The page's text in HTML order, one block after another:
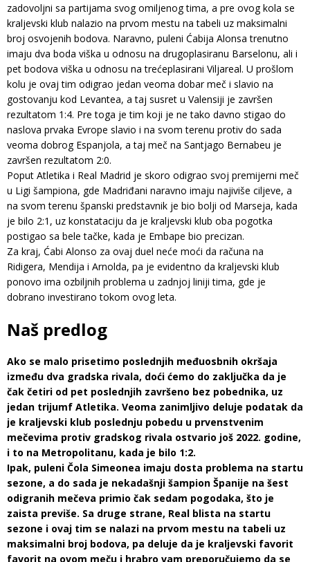
zadovoljni sa partijama svog omiljenog tima, a pre ovog kola se
kraljevski klub nalazio na prvom mestu na tabeli uz maksimalni
broj osvojenih bodova. Naravno, puleni Ćabija Alonsa trenutno
imaju dva boda viška u odnosu na drugoplasiranu Barselonu, ali i
pet bodova viška u odnosu na trećeplasirani Viljareal. U prošlom
kolu je ovaj tim odigrao jedan veoma dobar meč i slavio na
gostovanju kod Levantea, a taj susret u Valensiji je završen
rezultatom 1:4. Pre toga je tim koji je ne tako davno stigao do
naslova prvaka Evrope slavio i na svom terenu protiv do sada
veoma dobrog Espanjola, a taj meč na Santjago Bernabeu je
završen rezultatom 2:0.
Poput Atletika i Real Madrid je skoro odigrao svoj premijerni meč
u Ligi šampiona, gde Madriđani naravno imaju najiviše ciljeve, a
na svom terenu španski predstavnik je bio bolji od Marseja, kada
je bilo 2:1, uz konstataciju da je kraljevski klub oba pogotka
postigao sa bele tačke, kada je Embape bio precizan.
Za kraj, Ćabi Alonso za ovaj duel neće moći da računa na
Ridigera, Mendija i Arnolda, pa je evidentno da kraljevski klub
ponovo ima ozbiljnih problema u zadnjoj liniji tima, gde je
dobrano investirano tokom ovog leta.
Naš predlog
Ako se malo prisetimo poslednjih međuosbnih okršaja
između dva gradska rivala, doći ćemo do zaključka da je
čak četiri od pet poslednjih završeno bez pobednika, uz
jedan trijumf Atletika. Veoma zanimljivo deluje podatak da
je kraljevski klub poslednju pobedu u prvenstvenim
mečevima protiv gradskog rivala ostvario još 2022. godine,
i to na Metropolitanu, kada je bilo 1:2.
Ipak, puleni Čola Simeonea imaju dosta problema na startu
sezone, a do sada je nekadašnji šampion Španije na šest
odigranih mečeva primio čak sedam pogodaka, što je
zaista previše. Sa druge strane, Real blista na startu
sezone i ovaj tim se nalazi na prvom mestu na tabeli uz
maksimalni broj bodova, pa deluje da je kraljevski favorit
favorit na ovom meču i hrabro vam preporučujemo da se